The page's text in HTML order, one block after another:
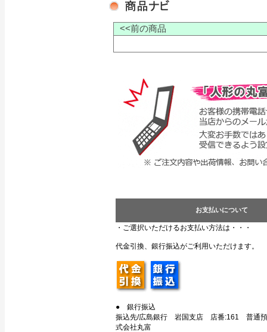
<<前の商品
お支払いについて
・ご選択いただけるお支払い方法は・・・
代金引換、銀行振込がご利用いただけます。
● 銀行振込
振込先/広島銀行 岩国支店 店番:161 普通
式会社丸富